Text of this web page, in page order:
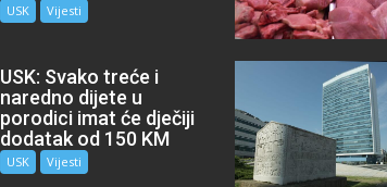
USK Vijesti
USK: Svako treće i
naredno dijete u
porodici imat će dječiji
dodatak od 150 KM
USK Vijesti